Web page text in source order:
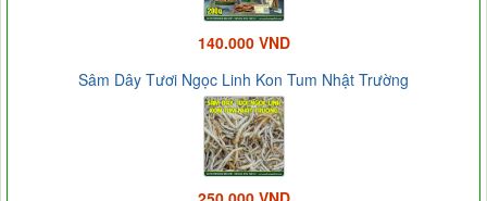
140.000 VND
Sâm Dây Tươi Ngọc Linh Kon Tum Nhật Trường